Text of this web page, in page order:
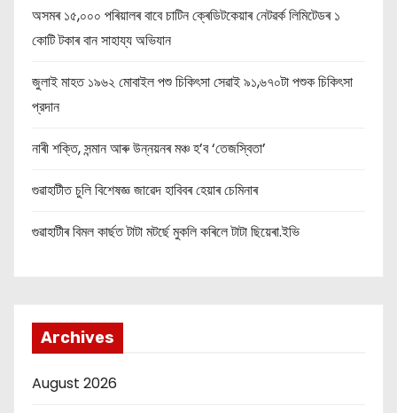
অসমৰ ১৫,০০০ পৰিয়ালৰ বাবে চাটিন ক্ৰেডিটকেয়াৰ নেটৱৰ্ক লিমিটেডৰ ১
কোটি টকাৰ বান সাহায্য অভিযান
জুলাই মাহত ১৯৬২ মোবাইল পশু চিকিৎসা সেৱাই ৯১,৬৭০টা পশুক চিকিৎসা
প্রদান
নাৰী শক্তি, সন্মান আৰু উন্নয়নৰ মঞ্চ হ’ব ‘তেজস্বিতা’
গুৱাহাটীত চুলি বিশেষজ্ঞ জাৱেদ হাবিবৰ হেয়াৰ চেমিনাৰ
গুৱাহাটীৰ বিমল কাৰ্ছত টাটা মটৰ্ছে মুকলি কৰিলে টাটা ছিয়েৰা.ইভি
Archives
August 2026